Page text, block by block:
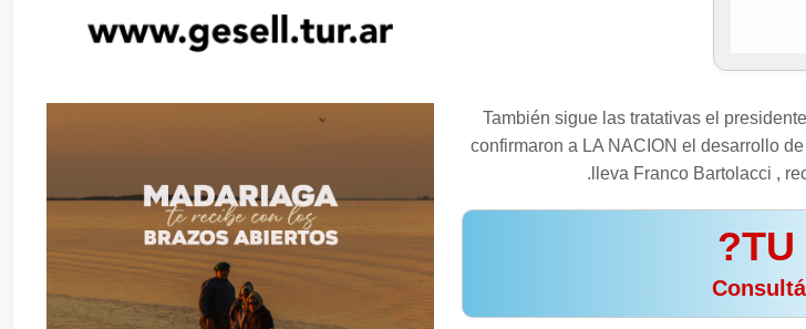
También sigue las tratativas el
confirmaron a LA NACION el desarrollo
lleva Franco Bartolacci ,